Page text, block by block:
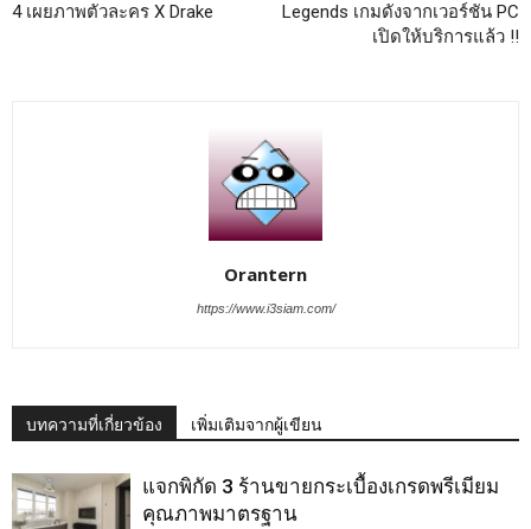
4 เผยภาพตัวละคร X Drake
Legends เกมดังจากเวอร์ชัน PC
เปิดให้บริการแล้ว !!
Orantern
https://www.i3siam.com/
บทความที่เกี่ยวข้อง เพิ่มเติมจากผู้เขียน
แจกพิกัด 3 ร้านขายกระเบื้องเกรดพรีเมียม
คุณภาพมาตรฐาน